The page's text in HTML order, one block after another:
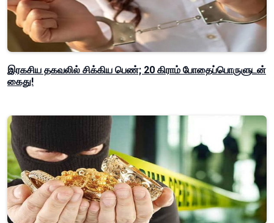
இரகசிய தகவலில் சிக்கிய பெண்; 20 கிராம் போதைப்பொருளுடன்
கைது!